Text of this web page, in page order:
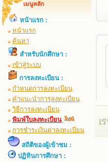
เมนูหลัก
หน้าแรก :
หน้าแรก
ค้นหา
สำหรับนักศึกษา :
เข้าสู่ระบบ
การลงทะเบียน :
กำหนดการลงทะเบียน
คำแนะนำการลงทะเบียน
วิธีการลงทะเบียน
พิมพ์ใบลงทะเบียน
การชำระเงินค่าลงทะเบียน
สถิติของผู้เข้าชม :
ปฏิทินการศึกษา :